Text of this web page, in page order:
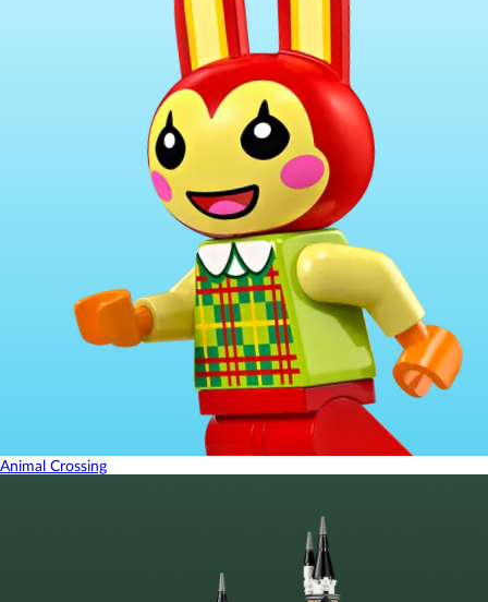
Animal Crossing